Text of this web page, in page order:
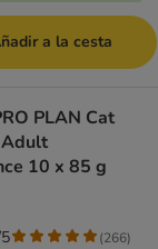
a la cesta
PLAN Cat
10 x 85 g
(266)